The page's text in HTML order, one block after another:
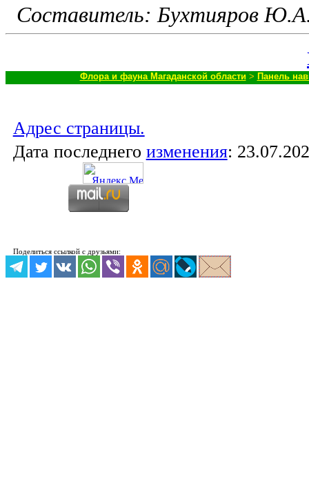
Составитель: Бухтияров
Флора и фауна Магаданской области> Панель
Адрес страницы.
Дата последнего изменения:
Поделиться ссылкой с друзьями: